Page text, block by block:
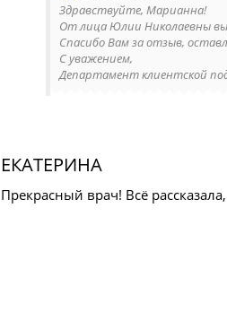
Здравствуйте, Марианна!
От лица Юлии Николаевны
Спасибо Вам за отзыв,
С уважением,
Департамент клиентской
ЕКАТЕРИНА
Прекрасный врач! Всё